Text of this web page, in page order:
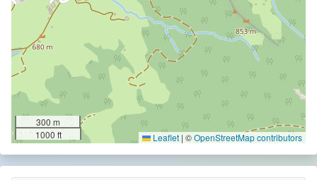
300 m
1000 ft
Leaflet | ©OpenStreetMap contributors